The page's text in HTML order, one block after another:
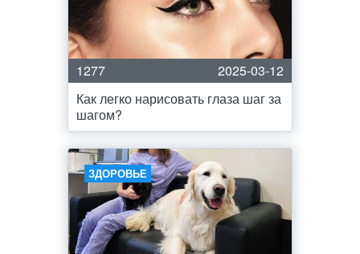
1277
2025-03-12
Как легко нарисовать глаза шаг за
шагом?
ЗДОРОВЬЕ